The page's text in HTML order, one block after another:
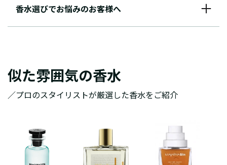
香水選びでお悩みのお客様へ
似た雰囲気の香水
／プロのスタイリストが厳選した香水をご紹介